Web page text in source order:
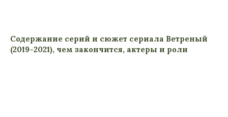
Содержание серий и сюжет сериала Ветреный
(2019-2021), чем закончится, актеры и роли